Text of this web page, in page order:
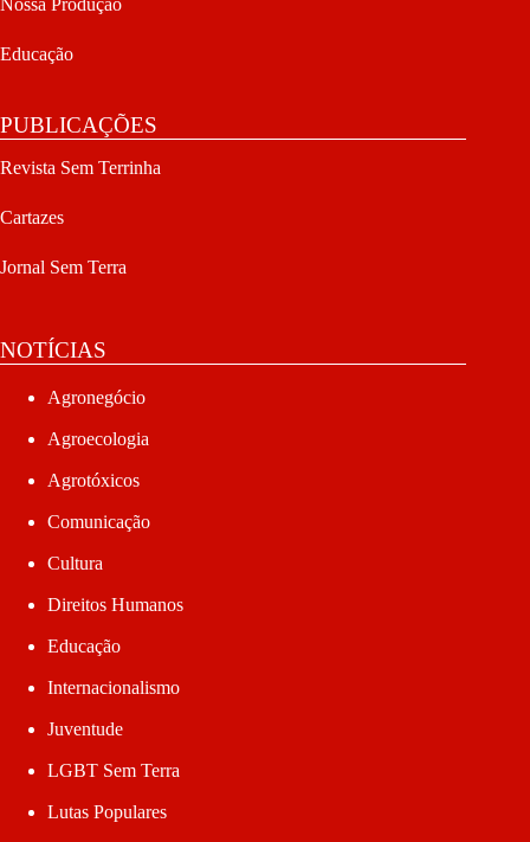
Educação
PUBLICAÇÕES
Revista Sem Terrinha
Cartazes
Jornal Sem Terra
NOTÍCIAS
Agronegócio
Agroecologia
Agrotóxicos
Comunicação
Cultura
Direitos Humanos
Educação
Internacionalismo
Juventude
LGBT Sem Terra
Lutas Populares